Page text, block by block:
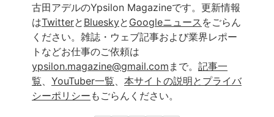
古田アデルのYpsilon Magazineです。更新情報
はTwitterと Blueskyと Googleニュース をごらん
ください。雑誌・ウェブ記事および業界レポー
トなどお仕事のご依頼は
ypsilon.magazine@gmail.com まで。 記事一
覧
YouTuber一覧
本サイトの説明とプライバ
シーポリシー もごらんください。